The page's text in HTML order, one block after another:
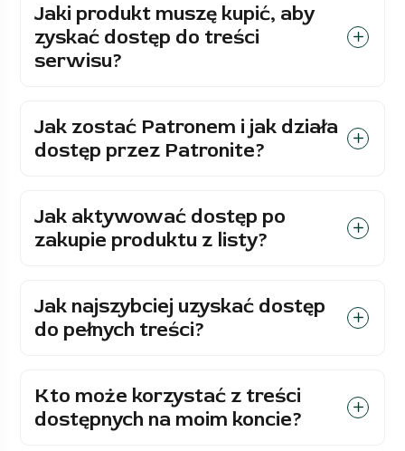
Jaki produkt muszę kupić, aby
zyskać dostęp do treści
serwisu?
Jak zostać Patronem i jak działa
dostęp przez Patronite?
Jak aktywować dostęp po
zakupie produktu z listy?
Jak najszybciej uzyskać dostęp
do pełnych treści?
Kto może korzystać z treści
dostępnych na moim koncie?